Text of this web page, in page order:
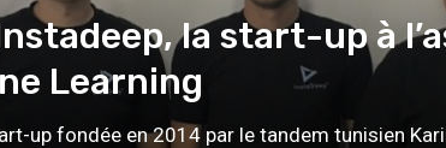
la start-up à
Learning
up fondée en 2014 par le tandem tunisien